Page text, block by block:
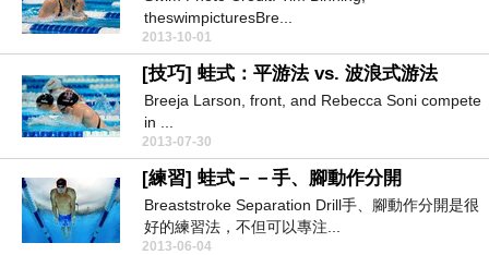
theswimpicturesBre...
2013-10-01
[技巧] 蛙式：平游法 vs. 波浪式游法
Breeja Larson, front, and Rebecca Soni compete
in ...
2013-07-30
[練習] 蛙式－－手、腳動作分開
Breaststroke Separation Drill手、腳動作分開是很
好的練習法，不但可以專注...
2013-06-04